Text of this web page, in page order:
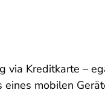
via Kreditkarte –
mobilen